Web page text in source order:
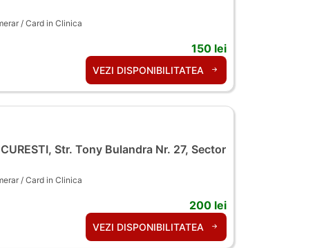
/ Card in Clinica
150 lei
VEZI DISPONIBILITATEA
Str. Tony Bulandra Nr. 27, Sector
/ Card in Clinica
200 lei
VEZI DISPONIBILITATEA